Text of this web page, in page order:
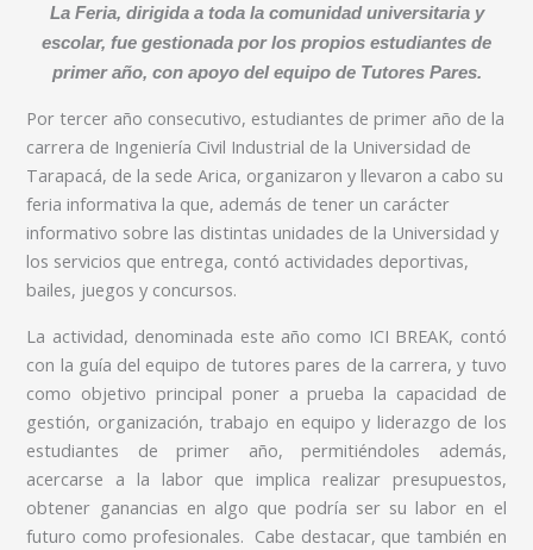
La Feria, dirigida a toda la comunidad universitaria y
escolar, fue gestionada por los propios estudiantes de
primer año, con apoyo del equipo de Tutores Pares.
Por tercer año consecutivo, estudiantes de primer año de la
carrera de Ingeniería Civil Industrial de la Universidad de
Tarapacá, de la sede Arica, organizaron y llevaron a cabo su
feria informativa la que, además de tener un carácter
informativo sobre las distintas unidades de la Universidad y
los servicios que entrega, contó actividades deportivas,
bailes, juegos y concursos.
La actividad, denominada este año como ICI BREAK, contó
con la guía del equipo de tutores pares de la carrera, y tuvo
como objetivo principal poner a prueba la capacidad de
gestión, organización, trabajo en equipo y liderazgo de los
estudiantes de primer año, permitiéndoles además,
acercarse a la labor que implica realizar presupuestos,
obtener ganancias en algo que podría ser su labor en el
futuro como profesionales. Cabe destacar, que también en